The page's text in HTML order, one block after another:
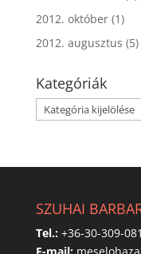
2012. október(1)
2012. augusztus (5)
Kategóriák
Kategóriák
SZUHAI
Tel.: +36-30-309-